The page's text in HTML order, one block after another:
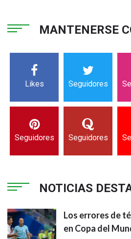
MANTENERSE
Likes Seguidores
Seguidores Seguidores
NOTICIAS
Los errores de
en Copa del